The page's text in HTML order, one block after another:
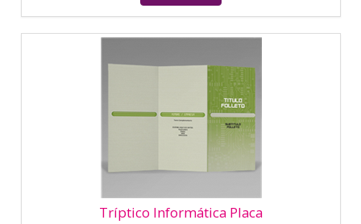
Tríptico Informática Teclado